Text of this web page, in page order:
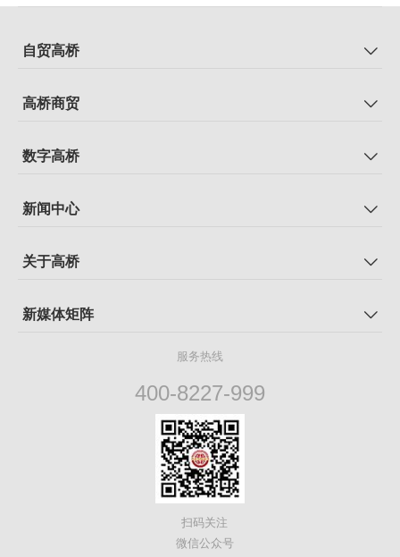
自贸高桥
高桥商贸
数字高桥
新闻中心
关于高桥
新媒体矩阵
服务热线
400-8227-999
扫码关注
微信公众号